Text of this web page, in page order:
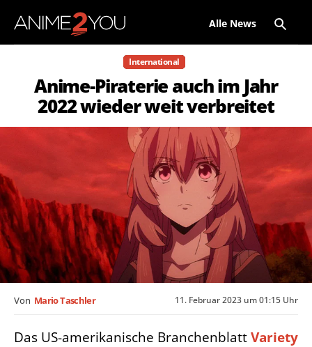
Alle News
International
Anime-Piraterie auch im Jahr
2022 wieder weit verbreitet
11. Februar 2023 um 01:15 Uhr
Von Mario Taschler
Das US-amerikanische BranchenblattVariety